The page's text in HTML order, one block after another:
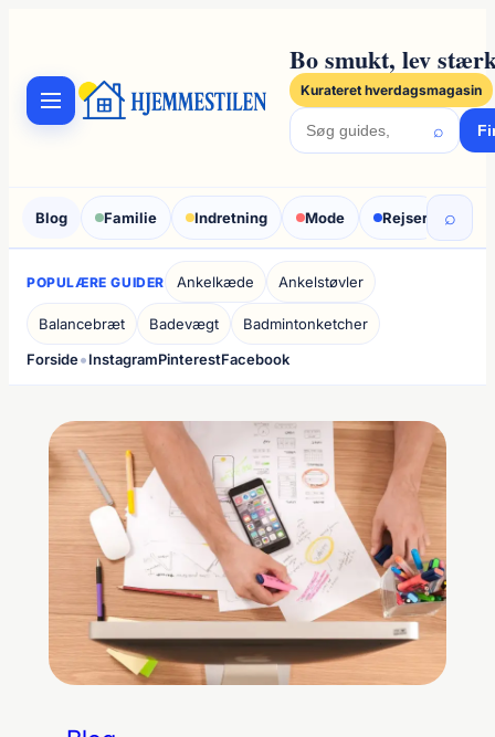
indhold
Bo smukt, lev
Kurateret hverdagsmagasin
⌕
Blog Familie Indretning Mode Rejser ⌕
POPULÆRE GUIDER Ankelkæde Ankelstøvler
Balancebræt Badevægt
Badmintonketcher
Forside•InstagramPinterestFacebook